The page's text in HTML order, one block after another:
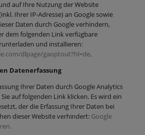
auf Ihre Nutzung der Website
Ihrer IP-Adresse) an Google sowie
Daten durch Google verhindern,
dem folgenden Link verfügbare
und installieren:
dlpage/gaoptout?hl=de.
Datenerfassung
Ihrer Daten durch Google Analytics
auf folgenden Link klicken. Es wird ein
der die Erfassung Ihrer Daten bei
dieser Website verhindert: Google